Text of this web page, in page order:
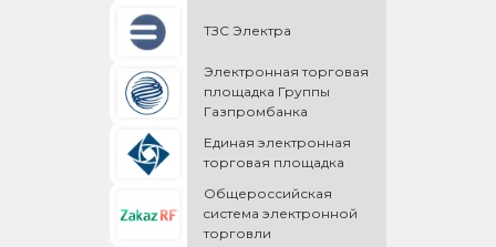
ТЗС Электра
Электронная торговая
площадка Группы
Газпромбанка
Единая электронная
торговая площадка
Общероссийская
cистема электронной
торговли